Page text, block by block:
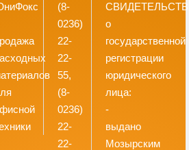
(8-
0236)
22-
22-
55,
(8-
0236)
22-
22-
о
государственной
регистрации
юридического
лица:
-
выдано
Мозырским